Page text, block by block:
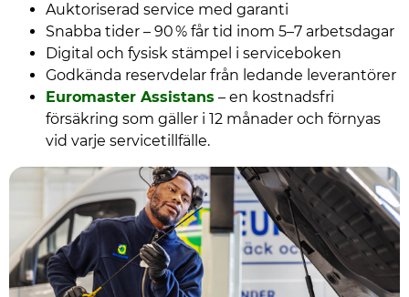
Auktoriserad service med garanti
Snabba tider – 90 % får tid inom 5–7 arbetsdagar
Digital och fysisk stämpel i serviceboken
Godkända reservdelar från ledande leverantörer
Euromaster Assistans – en kostnadsfri
försäkring som gäller i 12 månader och förnyas
vid varje servicetillfälle.